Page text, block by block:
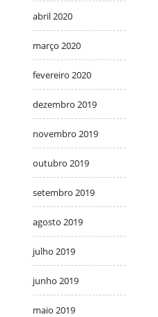
abril 2020
março 2020
fevereiro 2020
dezembro 2019
novembro 2019
outubro 2019
setembro 2019
agosto 2019
julho 2019
junho 2019
maio 2019